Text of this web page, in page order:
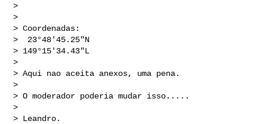
>
>
> Coordenadas:
>  23°48'45.25"N
> 149°15'34.43"L
>
> Aqui nao aceita anexos, uma pena.
>
> O moderador poderia mudar isso.....
>
> Leandro.